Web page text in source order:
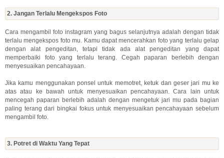
2. Jangan Terlalu Mengekspos Foto
Cara mengambil foto instagram yang bagus selanjutnya adalah dengan tidak
terlalu mengekspos foto mu. Kamu dapat mencerahkan foto yang terlalu gelap
dengan alat pengeditan, tetapi tidak ada alat pengeditan yang dapat
memperbaiki foto yang terlalu terang. Cegah paparan berlebih dengan
menyesuaikan pencahayaan.
Jika kamu menggunakan ponsel untuk memotret, ketuk dan geser jari mu ke
atas atau ke bawah untuk menyesuaikan pencahayaan. Cara lain untuk
mencegah paparan berlebih adalah dengan mengetuk jari mu pada bagian
paling terang dari bingkai fokus untuk menyesuaikan pencahayaan sebelum
mengambil foto.
3. Potret di Waktu Yang Tepat